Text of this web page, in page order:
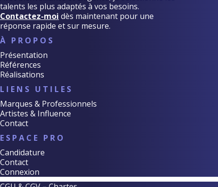
talents les plus adaptés à vos besoins.
Contactez-moi dès maintenant pour une
réponse rapide et sur mesure.
À PROPOS
Présentation
Références
Réalisations
LIENS UTILES
Marques & Professionnels
Artistes & Influence
Contact
ESPACE PRO
Candidature
Contact
Connexion